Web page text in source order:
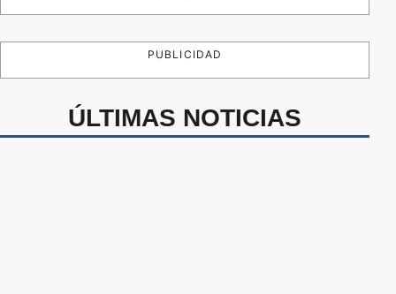
PUBLICIDAD
ÚLTIMAS NOTICIAS